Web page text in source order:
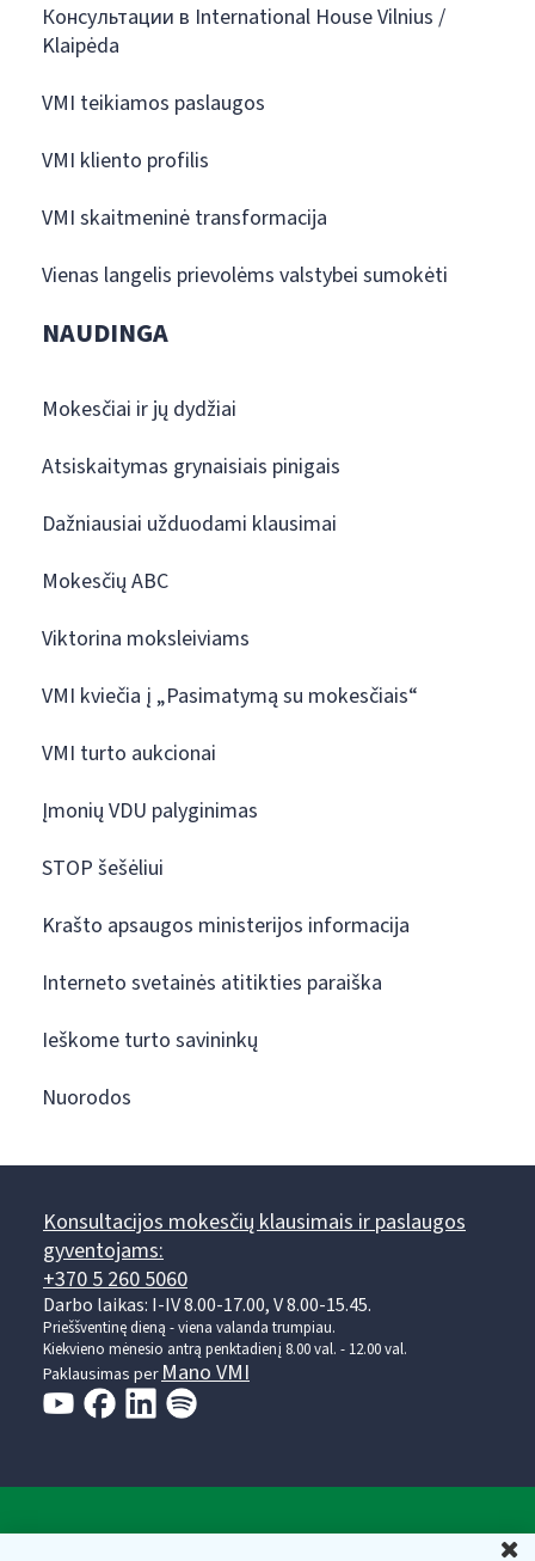
Консультации в International House Vilnius /
Klaipėda
VMI teikiamos paslaugos
VMI kliento profilis
VMI skaitmeninė transformacija
Vienas langelis prievolėms valstybei sumokėti
NAUDINGA
Mokesčiai ir jų dydžiai
Atsiskaitymas grynaisiais pinigais
Dažniausiai užduodami klausimai
Mokesčių ABC
Viktorina moksleiviams
VMI kviečia į „Pasimatymą su mokesčiais“
VMI turto aukcionai
Įmonių VDU palyginimas
STOP šešėliui
Krašto apsaugos ministerijos informacija
Interneto svetainės atitikties paraiška
Ieškome turto savininkų
Nuorodos
Konsultacijos mokesčių klausimais ir paslaugos
gyventojams:
+370 5 260 5060
Darbo laikas: I-IV 8.00-17.00, V 8.00-15.45.
Prieššventinę dieną - viena valanda trumpiau.
Kiekvieno mėnesio antrą penktadienį 8.00 val. - 12.00 val.
Paklausimas per Mano VMI